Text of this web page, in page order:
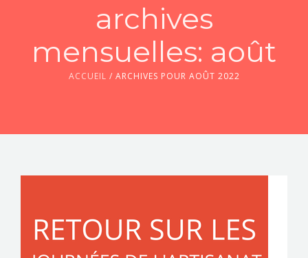
LES JOURNÉES 2026 ⌵
ACTUS & DOSSIERS
archives
mensuelles: août
ACCUEIL / ARCHIVES POUR AOÛT 2022